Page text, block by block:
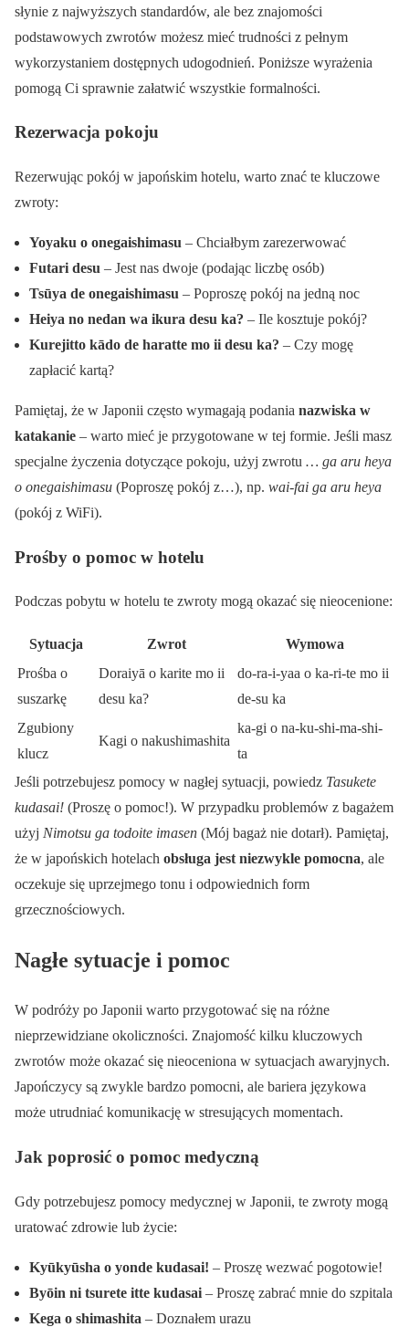
słynie z najwyższych standardów, ale bez znajomości
podstawowych zwrotów możesz mieć trudności z pełnym
wykorzystaniem dostępnych udogodnień. Poniższe wyrażenia
pomogą Ci sprawnie załatwić wszystkie formalności.
Rezerwacja pokoju
Rezerwując pokój w japońskim hotelu, warto znać te kluczowe
zwroty:
Yoyaku o onegaishimasu – Chciałbym zarezerwować
Futari desu – Jest nas dwoje (podając liczbę osób)
Tsūya de onegaishimasu – Poproszę pokój na jedną noc
Heiya no nedan wa ikura desu ka? – Ile kosztuje pokój?
Kurejitto kādo de haratte mo ii desu ka? – Czy mogę
zapłacić kartą?
Pamiętaj, że w Japonii często wymagają podania nazwiska w
katakanie – warto mieć je przygotowane w tej formie. Jeśli masz
specjalne życzenia dotyczące pokoju, użyj zwrotu … ga aru heya
o onegaishimasu (Poproszę pokój z…), np. wai-fai ga aru heya
(pokój z WiFi).
Prośby o pomoc w hotelu
Podczas pobytu w hotelu te zwroty mogą okazać się nieocenione:
Sytuacja Zwrot
Wymowa
Prośba o
suszarkę
Doraiyā o karite mo ii
desu ka?
do-ra-i-yaa o ka-ri-te mo ii
de-su ka
Zgubiony
klucz
Kagi o nakushimashita
ka-gi o na-ku-shi-ma-shi-
ta
Jeśli potrzebujesz pomocy w nagłej sytuacji, powiedz Tasukete
kudasai! (Proszę o pomoc!). W przypadku problemów z bagażem
użyj Nimotsu ga todoite imasen (Mój bagaż nie dotarł). Pamiętaj,
że w japońskich hotelach obsługa jest niezwykle pomocna, ale
oczekuje się uprzejmego tonu i odpowiednich form
grzecznościowych.
Nagłe sytuacje i pomoc
W podróży po Japonii warto przygotować się na różne
nieprzewidziane okoliczności. Znajomość kilku kluczowych
zwrotów może okazać się nieoceniona w sytuacjach awaryjnych.
Japończycy są zwykle bardzo pomocni, ale bariera językowa
może utrudniać komunikację w stresujących momentach.
Jak poprosić o pomoc medyczną
Gdy potrzebujesz pomocy medycznej w Japonii, te zwroty mogą
uratować zdrowie lub życie:
Kyūkyūsha o yonde kudasai! – Proszę wezwać pogotowie!
Byōin ni tsurete itte kudasai – Proszę zabrać mnie do szpitala
Kega o shimashita – Doznałem urazu